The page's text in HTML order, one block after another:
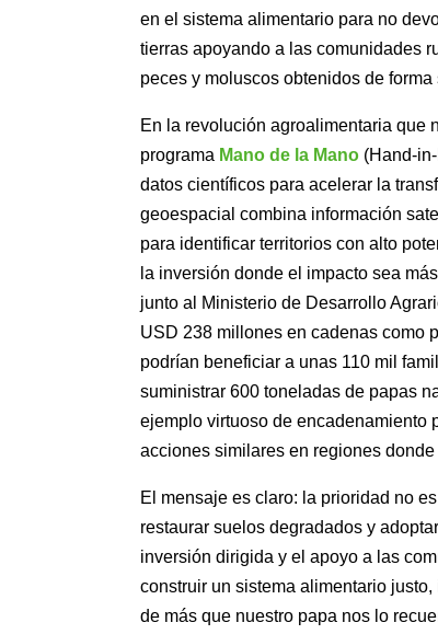
en el sistema alimentario para no
tierras apoyando a las comunidades
peces y moluscos obtenidos de forma
En la revolución agroalimentaria que
programa Mano de la Mano (Hand-
datos científicos para acelerar la
geoespacial combina información
para identificar territorios con alto
la inversión donde el impacto sea
junto al Ministerio de Desarrollo
USD 238 millones en cadenas como
podrían beneficiar a unas 110 mil
suministrar 600 toneladas de papas
ejemplo virtuoso de encadenamiento
acciones similares en regiones
El mensaje es claro: la prioridad no
restaurar suelos degradados y
inversión dirigida y el apoyo a las
construir un sistema alimentario
de más que nuestro papa nos lo